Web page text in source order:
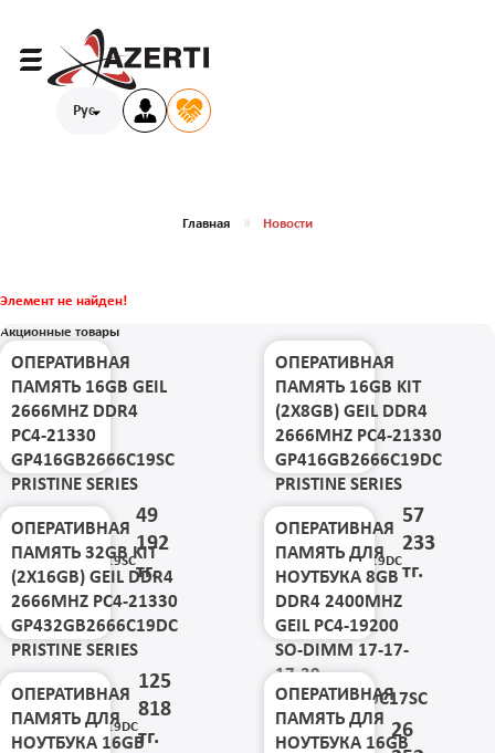
Рус
Главная Новости
Элемент не найден!
Акционные товары
ОПЕРАТИВНАЯ
ПАМЯТЬ 16GB GEIL
2666MHZ DDR4
PC4-21330
GP416GB2666C19SC
PRISTINE SERIES
Артикул:
GP416GB2666C19SC
Код: 23553
49
192
тг.
ОПЕРАТИВНАЯ
ПАМЯТЬ 16GB KIT
(2X8GB) GEIL DDR4
2666MHZ PC4-21330
GP416GB2666C19DC
PRISTINE SERIES
Артикул:
GP416GB2666C19DC
Код: 23555
57
233
тг.
ОПЕРАТИВНАЯ
ПАМЯТЬ 32GB KIT
(2X16GB) GEIL DDR4
2666MHZ PC4-21330
GP432GB2666C19DC
PRISTINE SERIES
Артикул:
GP432GB2666C19DC
Код: 23556
125
818
тг.
ОПЕРАТИВНАЯ
ПАМЯТЬ ДЛЯ
НОУТБУКА 8GB
DDR4 2400MHZ
GEIL PC4-19200
SO-DIMM 17-17-
17-39
GS48GB2400C17SC
26
ОПЕРАТИВНАЯ
ПАМЯТЬ ДЛЯ
НОУТБУКА 16GB
ОПЕРАТИВНАЯ
ПАМЯТЬ ДЛЯ
НОУТБУКА 16GB